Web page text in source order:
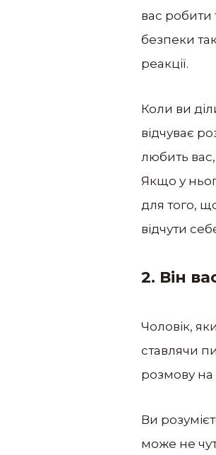
вас робити
безпеки
реакції.
Коли ви
відчуває
любить
Якщо у
для того,
відчути
2. Він
Чоловік,
ставлячи
розмову на
Ви
може не